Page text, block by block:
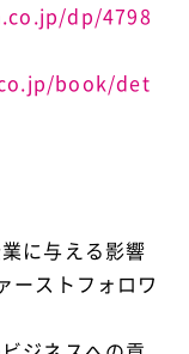
dp/4798
book/det
に与える影響
ストフォロワ